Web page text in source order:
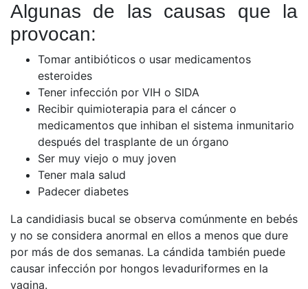
Algunas de las causas que la
provocan:
Tomar antibióticos o usar medicamentos
esteroides
Tener infección por VIH o SIDA
Recibir quimioterapia para el cáncer o
medicamentos que inhiban el sistema inmunitario
después del trasplante de un órgano
Ser muy viejo o muy joven
Tener mala salud
Padecer diabetes
La candidiasis bucal se observa comúnmente en bebés
y no se considera anormal en ellos a menos que dure
por más de dos semanas. La cándida también puede
causar infección por hongos levaduriformes en la
vagina.